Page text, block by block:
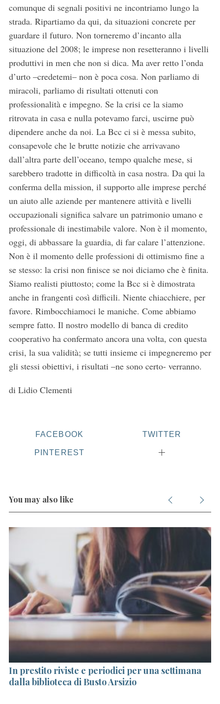
comunque di segnali positivi ne incontriamo lungo la
strada. Ripartiamo da qui, da situazioni concrete per
guardare il futuro. Non torneremo d’incanto alla
situazione del 2008; le imprese non resetteranno i livelli
produttivi in men che non si dica. Ma aver retto l’onda
d’urto –credetemi– non è poca cosa. Non parliamo di
miracoli, parliamo di risultati ottenuti con
professionalità e impegno. Se la crisi ce la siamo
ritrovata in casa e nulla potevamo farci, uscirne può
dipendere anche da noi. La Bcc ci si è messa subito,
consapevole che le brutte notizie che arrivavano
dall’altra parte dell’oceano, tempo qualche mese, si
sarebbero tradotte in difficoltà in casa nostra. Da qui la
conferma della mission, il supporto alle imprese perché
un aiuto alle aziende per mantenere attività e livelli
occupazionali significa salvare un patrimonio umano e
professionale di inestimabile valore. Non è il momento,
oggi, di abbassare la guardia, di far calare l’attenzione.
Non è il momento delle professioni di ottimismo fine a
se stesso: la crisi non finisce se noi diciamo che è finita.
Siamo realisti piuttosto; come la Bcc si è dimostrata
anche in frangenti così difficili. Niente chiacchiere, per
favore. Rimbocchiamoci le maniche. Come abbiamo
sempre fatto. Il nostro modello di banca di credito
cooperativo ha confermato ancora una volta, con questa
crisi, la sua validità; se tutti insieme ci impegneremo per
gli stessi obiettivi, i risultati –ne sono certo- verranno.
di Lidio Clementi
FACEBOOK TWITTER
PINTEREST
You may also like
In prestito riviste e periodici per una settimana
dalla biblioteca di Busto Arsizio
r
h
: